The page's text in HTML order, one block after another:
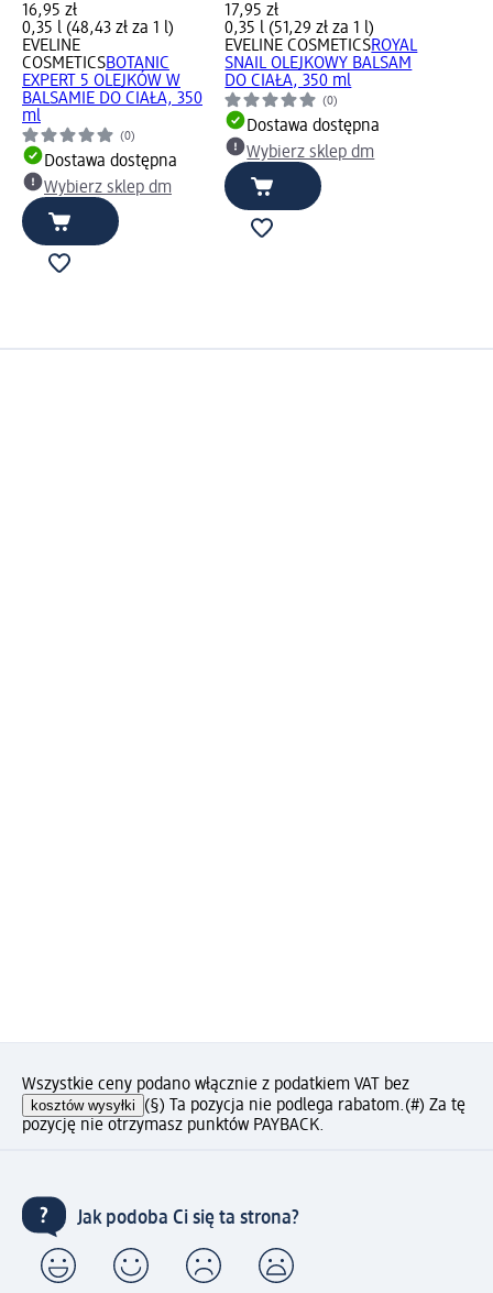
16,95 zł
0,35 l (48,43 zł za 1 l)
EVELINE
COSMETICSBOTANIC
EXPERT 5 OLEJKÓW W
BALSAMIE DO CIAŁA, 350
ml
(0)
Dostawa dostępna
Wybierz sklep dm
17,95 zł
0,35 l (51,29 zł za 1 l)
EVELINE COSMETICSROYAL
SNAIL OLEJKOWY BALSAM
DO CIAŁA, 350 ml
(0)
Dostawa dostępna
Wybierz sklep dm
Wszystkie ceny podano włącznie z podatkiem VAT bez
kosztów wysyłki (§) Ta pozycja nie podlega rabatom.(#) Za tę
pozycję nie otrzymasz punktów PAYBACK.
Jak podoba Ci się ta strona?